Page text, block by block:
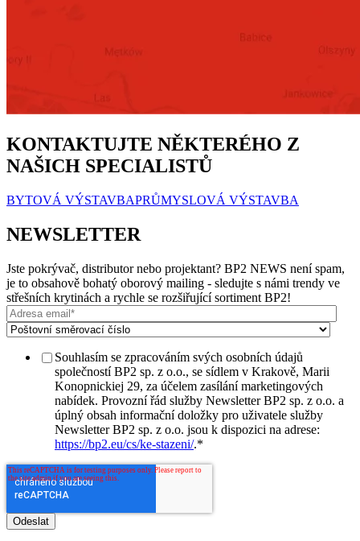
KONTAKTUJTE NĚKTERÉHO Z
NAŠICH SPECIALISTŮ
BYTOVÁ VÝSTAVBAPRŮMYSLOVÁ VÝSTAVBA
NEWSLETTER
Jste pokrývač, distributor nebo projektant? BP2 NEWS není spam,
je to obsahově bohatý oborový mailing - sledujte s námi trendy ve
střešních krytinách a rychle se rozšiřující sortiment BP2!
Souhlasím se zpracováním svých osobních údajů
společností BP2 sp. z o.o., se sídlem v Krakově, Marii
Konopnickiej 29, za účelem zasílání marketingových
nabídek. Provozní řád služby Newsletter BP2 sp. z o.o. a
úplný obsah informační doložky pro uživatele služby
Newsletter BP2 sp. z o.o. jsou k dispozici na adrese:
https://bp2.eu/cs/ke-stazeni/.*